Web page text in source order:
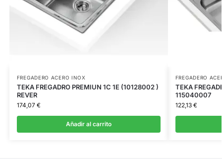
FREGADERO ACERO INOX
TEKA FREGADRO PREMIUN 1C 1E (10128002 )
REVER
174,07 €
Añadir al carrito
FREGADERO
TEKA
115040007
122,13 €